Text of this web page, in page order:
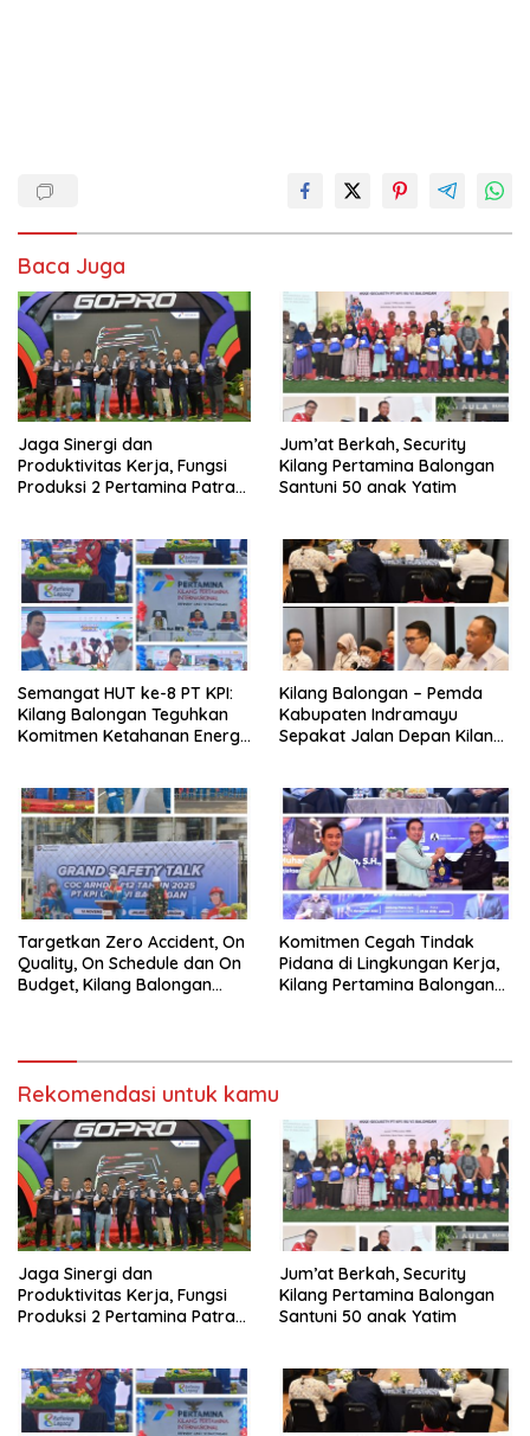
Baca Juga
Jaga Sinergi dan
Produktivitas Kerja, Fungsi
Produksi 2 Pertamina Patra
Jum’at Berkah, Security
Kilang Pertamina Balongan
Santuni 50 anak Yatim
Semangat HUT ke-8 PT KPI:
Kilang Balongan Teguhkan
Komitmen Ketahanan Energi
Yayasan Pendidikan
Kilang Balongan – Pemda
Kabupaten Indramayu
Sepakat Jalan Depan Kilang
Sukaurip-Sukareja
Targetkan Zero Accident, On
Quality, On Schedule dan On
Budget, Kilang Balongan
Komitmen Cegah Tindak
Pidana di Lingkungan Kerja,
Kilang Pertamina Balongan
Rekomendasi untuk kamu
Jaga Sinergi dan
Produktivitas Kerja, Fungsi
Produksi 2 Pertamina Patra
Jum’at Berkah, Security
Kilang Pertamina Balongan
Santuni 50 anak Yatim